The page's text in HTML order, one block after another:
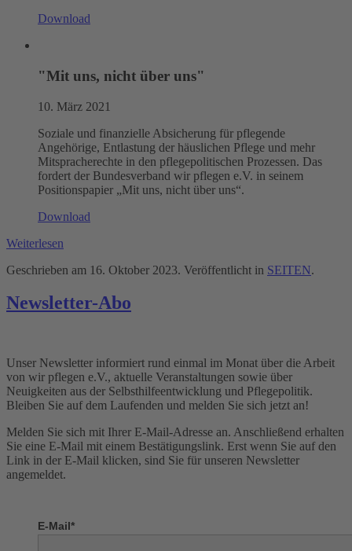
Download
"Mit uns, nicht über uns"
10. März 2021
Soziale und finanzielle Absicherung für pflegende
Angehörige, Entlastung der häuslichen Pflege und mehr
Mitspracherechte in den pflegepolitischen Prozessen. Das
fordert der Bundesverband wir pflegen e.V. in seinem
Positionspapier „Mit uns, nicht über uns“.
Download
Weiterlesen
Geschrieben am 16. Oktober 2023. Veröffentlicht in SEITEN.
Newsletter-Abo
Unser Newsletter informiert rund einmal im Monat über die Arbeit
von wir pflegen e.V., aktuelle Veranstaltungen sowie über
Neuigkeiten aus der Selbsthilfeentwicklung und Pflegepolitik.
Bleiben Sie auf dem Laufenden und melden Sie sich jetzt an!
Melden Sie sich mit Ihrer E-Mail-Adresse an. Anschließend erhalten
Sie eine E-Mail mit einem Bestätigungslink. Erst wenn Sie auf den
Link in der E-Mail klicken, sind Sie für unseren Newsletter
angemeldet.
E-Mail*